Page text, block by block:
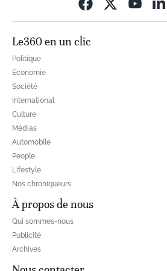
Le360 en un clic
Politique
Economie
Société
International
Culture
Médias
Automobile
People
Lifestyle
Nos chroniqueurs
À propos de nous
Qui sommes-nous
Publicité
Archives